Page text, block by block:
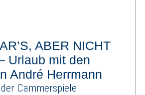
ABER NICHT
Urlaub mit den
André Herrmann
Cammerspiele